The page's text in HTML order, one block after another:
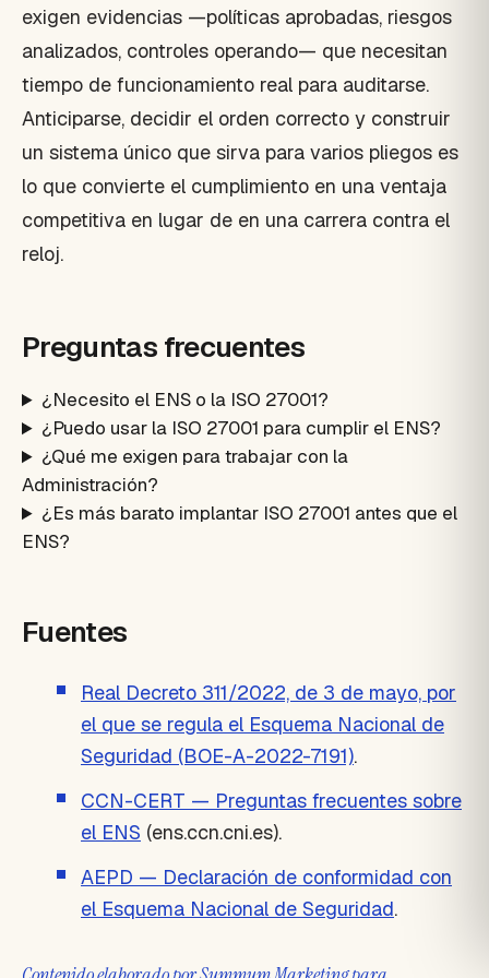
exigen evidencias —políticas aprobadas, riesgos
analizados, controles operando— que necesitan
tiempo de funcionamiento real para auditarse.
Anticiparse, decidir el orden correcto y construir
un sistema único que sirva para varios pliegos es
lo que convierte el cumplimiento en una ventaja
competitiva en lugar de en una carrera contra el
reloj.
Preguntas frecuentes
¿Necesito el ENS o la ISO 27001?
¿Puedo usar la ISO 27001 para cumplir el ENS?
¿Qué me exigen para trabajar con la
Administración?
¿Es más barato implantar ISO 27001 antes que el
ENS?
Fuentes
Real Decreto 311/2022, de 3 de mayo, por
el que se regula el Esquema Nacional de
Seguridad (BOE-A-2022-7191).
CCN-CERT — Preguntas frecuentes sobre
el ENS (ens.ccn.cni.es).
AEPD — Declaración de conformidad con
el Esquema Nacional de Seguridad.